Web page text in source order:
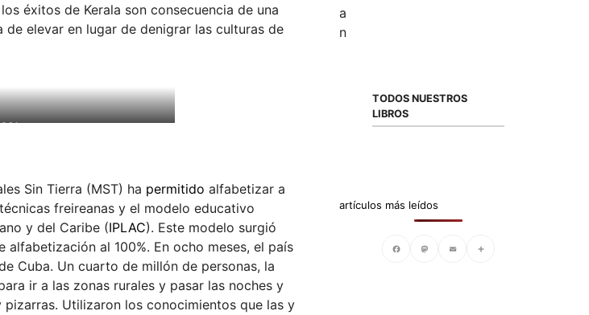
éxitos de Kerala son consecuencia de una
elevar en lugar de denigrar las culturas de
Sin Tierra (MST) ha permitido alfabetizar a
freireanas y el modelo educativo
y del Caribe (IPLAC). Este modelo surgió
al 100%. En ocho meses, el país
Cuba. Un cuarto de millón de personas, la
ir a las zonas rurales y pasar las noches y
Utilizaron los conocimientos que las y
TODOS NUESTROS
LIBROS
artículos más leídos